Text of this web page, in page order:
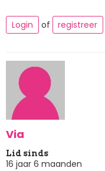
Login of registreer
Via
Lid sinds
16 jaar 6 maanden